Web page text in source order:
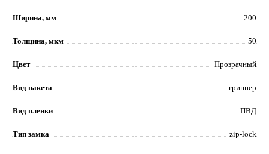
Ширина, мм 200
Толщина, мкм 50
Цвет Прозрачный
Вид пакета гриппер
Вид пленки ПВД
Тип замка zip-lock